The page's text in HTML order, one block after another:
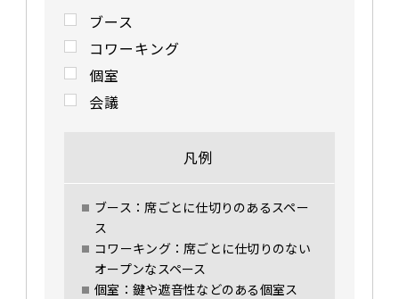
ブース
コワーキング
個室
会議
凡例
ブース：席ごとに仕切りのあるスペー
ス
コワーキング：席ごとに仕切りのない
オープンなスペース
個室：鍵や遮音性などのある個室ス